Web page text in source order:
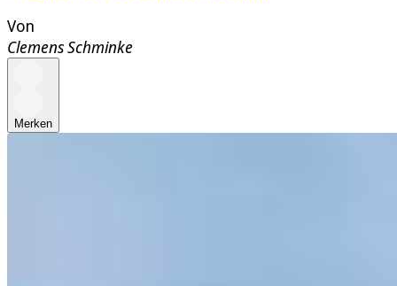
Von
Clemens Schminke
Merken